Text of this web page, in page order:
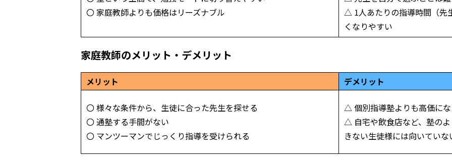
〇 家庭教師よりも価格はリーズナブル
△ 1人あたりの指導時間（先
くなりやすい
家庭教師のメリット・デメリット
メリット デメリット
〇 様々な条件から、生徒に合った先生を探せる
〇 通塾する手間がない
〇 マンツーマンでじっくり指導を受けられる
△ 個別指導塾よりも高価に
△ 自宅や飲食店など、塾の
きない生徒様には向いていな